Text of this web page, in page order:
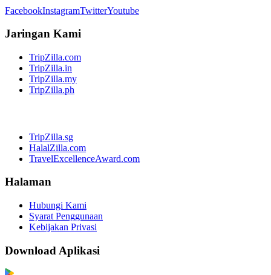
FacebookInstagramTwitterYoutube
Jaringan Kami
TripZilla.com
TripZilla.in
TripZilla.my
TripZilla.ph
TripZilla.sg
HalalZilla.com
TravelExcellenceAward.com
Halaman
Hubungi Kami
Syarat Penggunaan
Kebijakan Privasi
Download Aplikasi